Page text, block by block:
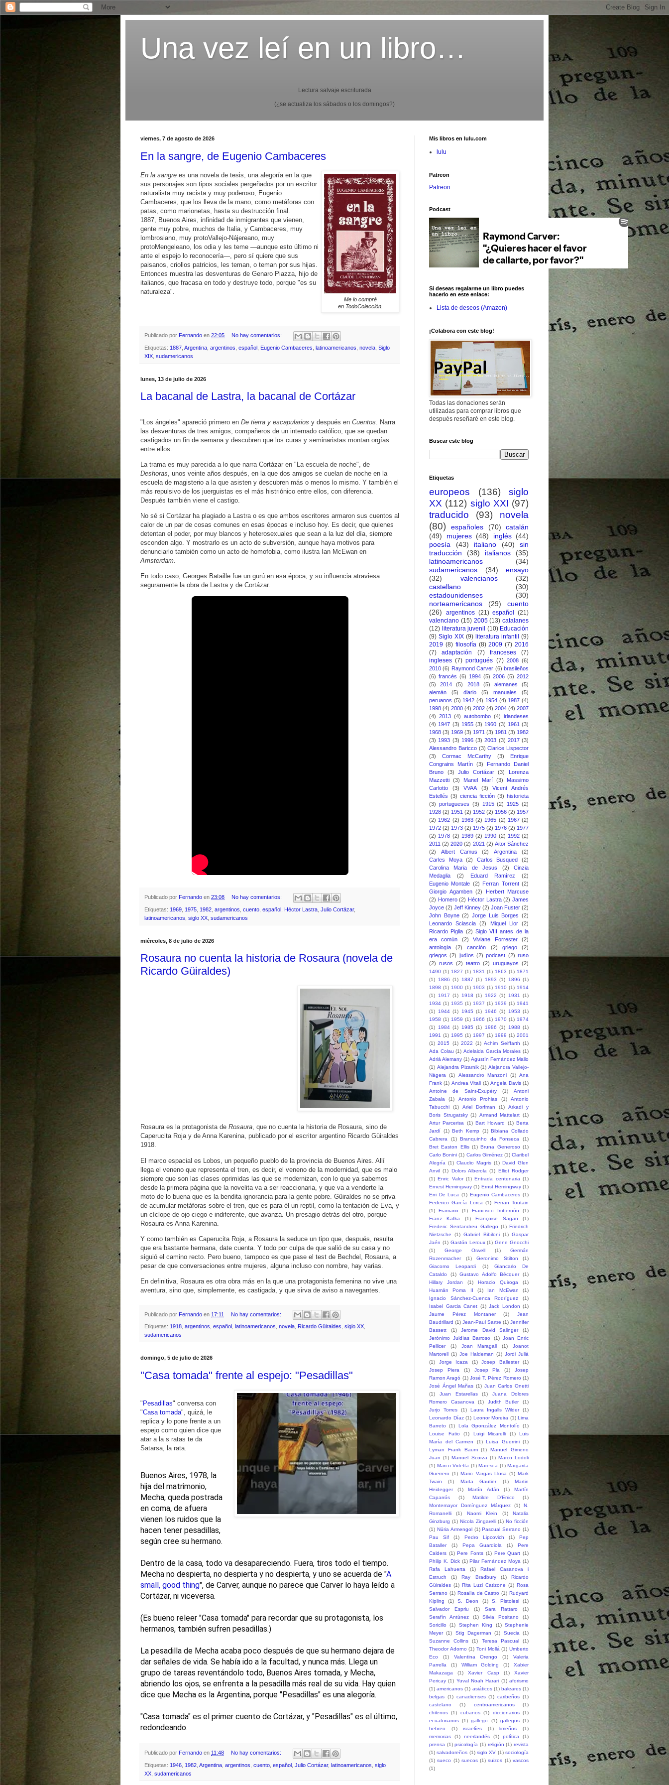
Una vez leí en un libro…
Lectura salvaje escriturada
(¿se actualiza los sábados o los domingos?)
viernes, 7 de agosto de 2026
En la sangre, de Eugenio Cambaceres
Me lo compré
en TodoColección.
En la sangre es una novela de tesis, una alegoría en la que
sus personajes son tipos sociales pergeñados por un escritor
naturalista muy racista y muy poderoso, Eugenio
Cambaceres, que los lleva de la mano, como metáforas con
patas, como marionetas, hasta su destrucción final.
1887, Buenos Aires, infinidad de inmigrantes que vienen,
gente muy pobre, muchos de Italia, y Cambaceres, muy
lombrosiano, muy protoVallejo-Nájereano, muy
protoMengeleano, los odia y les teme —aunque esto último ni
ante el espejo lo reconocería—, pero sí quiere que sus
paisanos, criollos patricios, les teman, o teman por sus hijas.
Entonces muestra las desventuras de Genaro Piazza, hijo de
italianos, que fracasa en todo y destruye todo, porque "es su
naturaleza".
Publicado por Fernando en 22:05 No hay comentarios:
Etiquetas: 1887 Argentina argentinos español Eugenio Cambaceres latinoamericanos novela Siglo
XIX sudamericanos
lunes, 13 de julio de 2026
La bacanal de Lastra, la bacanal de Cortázar
"Los ángeles" apareció primero en De tierra y escapularios y después en Cuentos . Narra
las desventuras de tres amigos, compañeros de un internado católico, que se quedan
castigados un fin de semana y descubren que los curas y seminaristas montan orgías
entre ellos.
La trama es muy parecida a lo que narra Cortázar en "La escuela de noche", de
Deshoras , unos veinte años después, en la que dos amigos se cuelan de noche en la
escuela de magisterio a la que asisten y descubren más o menos lo mismo. Y también el
más repulsivo de los juerguistas es el más histriónico entre ellos, con diferencia.
Después también viene el castigo.
No sé si Cortázar ha plagiado a Lastra o es que ambos escritores armaron sus cuentos al
calor de un par de cosas comunes en esas épocas e incluso hoy. Es decir, que quienes
detentan el poder, por muy blancos y heterosexuales que sean a la luz del día, siempre
esconden algo. Y mostrarlo es un acto de subversión, aunque haya motivos para
denunciarlo también como un acto de homofobia, como ilustra Ian McEwan en
Amsterdam
En todo caso, Georges Bataille fue un gurú en esa época, y su influencia atraviesa
seguramente la obra de Lastra y de Cortázar.
Publicado por Fernando en 23:08 No hay comentarios:
Etiquetas: 1969 1975 1982 argentinos cuento español Héctor Lastra Julio Cortázar,
latinoamericanos siglo XX sudamericanos
miércoles, 8 de julio de 2026
Rosaura no cuenta la historia de Rosaura (novela de
Ricardo Güiraldes)
Rosaura es la protagonista de Rosaura, que no cuenta la historia de Rosaura, sino de
Caperucita Roja y de Anna Karenina, publicado por el escritor argentino Ricardo Güiraldes
1918.
El marco espacial es Lobos, un pequeño pueblo de la provincia de Buenos Aires. Allí
llega el veneno que representa el tren, es decir, el veneno de la modernidad, que es malo
siempre que son las clases oprimidas las que se modernizan, con lo que ya sabemos
desde la primera página que la novelita va a ser reaccionaria, y que va a venderte la
moto de lo buena que es la bendita ignorancia para la gente pobre. Güiraldes no se priva
de acumular metáforas sobre el tren, que es para él un reptil, como la tentación de Eva, y
un cíclope de ojo ciego e indiferente, que avanza. Un presagio detrás del otro, porque
Rosaura es Anna Karenina.
Y como también es Caperucita Roja, a Rosaura la seduce un tipo que, después, resulta
que era bastante hermana, date cuenta. Y todo por culpa de que salió de su casa y no
siguió el camino recto. Pero bueno, tampoco es que pase el test de Bechdel, Rosaura, a
pesar de que conversaciones entre mujeres, alguna incluso con nombre, hay varias.
En definitiva, Rosaura es otra obra más en la que una protagonista femenina no vive una
aventura, sino que, simplemente, es castigada, y que sirva de aviso a navegantes.
Publicado por Fernando en 17:11 No hay comentarios:
Etiquetas: 1918 argentinos español latinoamericanos novela Ricardo Güiraldes siglo XX
sudamericanos
domingo, 5 de julio de 2026
"Casa tomada" frente al espejo: "Pesadillas"
" Pesadillas" conversa con
"Casa tomada", quizá, le
replica y lo pone frente a un
espejo como quien dice que
atar a la s ratas te da
Satarsa, la rata.
Buenos Aires, 1978, la
hija del matrimonio,
Mecha, queda postrada
en coma, de afuera
vienen los ruidos que la
hacen tener pesadillas,
según cree su hermano.
Dentro de la casa, todo va desapareciendo. Fuera, tiros todo el tiempo.
Mecha no despierta, no despierta y no despierta, y uno se acuerda de "A
small, good thing", de Carver, aunque no parece que Carver lo haya leído a
Cortázar, ni viceversa.
(Es bueno releer "Casa tomada" para recordar que su protagonista, los
hermanos, también sufren pesadillas.)
La pesadilla de Mecha acaba poco después de que su hermano dejara de
dar señales de vida. Se había ido a la facultad, y nunca más. Llega un
grupo de tareas reventándolo todo, Buenos Aires tomada, y Mecha,
abriendo los ojos, se enfrenta a la pesadilla más real de su vida. Hay quien
dice que Mecha es la Argentina, porque "Pesadillas" es una alegoría.
"Casa tomada" es el primer cuento de Cortázar, y "Pesadillas" es el último,
redondeando.
Publicado por Fernando en 11:48 No hay comentarios:
Etiquetas: 1946 1982 Argentina argentinos cuento español Julio Cortázar, latinoamericanos siglo
XX sudamericanos
Mis libros en lulu.com
lulu
Patreon
Patreon
Podcast
Si deseas regalarme un libro puedes
hacerlo en este enlace:
Lista de deseos (Amazon)
¡Colabora con este blog!
Todas las donaciones serán
utilizadas para comprar libros que
después reseñaré en este blog.
Buscar este blog
Etiquetas
europeos (136)
siglo
XX (112) siglo XXI (97)
traducido
(93)
novela
(80)
españoles (70)
catalán
(49)
mujeres (48) inglés (44)
poesía
(43) italiano (40)
sin
traducción
(38) italianos
(35)
latinoamericanos
(34)
sudamericanos
(34)
ensayo
(32)
valencianos
(32)
castellano
(30)
estadounidenses
(30)
norteamericanos
(29)
cuento
(26)
argentinos (21) español
(21)
valenciano (15) 2005 (13) catalanes
(12) literatura juvenil (10) Educación
(9) Siglo XIX (9) literatura infantil (9)
2019 (8) filosofía (8) 2009 (7) 2016
(7)
adaptación (7) franceses
(7)
ingleses (7) portugués (7) 2008 (6)
2010 (6) Raymond Carver (6) brasileños
(6) francés (6) 1994 (5) 2006 (5) 2012
(5)
2014 (5) 2018 (5) alemanes
(5)
alemán
(5) diario (5) manuales
(5)
peruanos (5) 1942 (4) 1954 (4) 1987 (4)
1998 (4) 2000 (4) 2002 (4) 2004 (4) 2007
(4) 2013 (4) autobombo (4) irlandeses
(4) 1947 (3) 1955 (3) 1960 (3) 1961 (3)
1968 (3) 1969 (3) 1971 (3) 1981 (3) 1982
(3) 1993 (3) 1996 (3) 2003 (3) 2017 (3)
Alessandro Baricco (3) Clarice Lispector
(3)
Cormac McCarthy (3)
Enrique
Congrains Martín (3)
Fernando Daniel
Bruno
(3) Julio Cortázar (3)
Lorenza
Mazzetti
(3) Manel Marí (3)
Massimo
Carlotto
(3) VVAA (3)
Vicent Andrés
Estellés (3) ciencia ficción (3) historieta
(3) portugueses (3) 1915 (2) 1925 (2)
1928 (2) 1951 (2) 1952 (2) 1956 (2) 1957
(2) 1962 (2) 1963 (2) 1965 (2) 1967 (2)
1972 (2) 1973 (2) 1975 (2) 1976 (2) 1977
(2) 1978 (2) 1989 (2) 1990 (2) 1992 (2)
2011 (2) 2020 (2) 2021 (2) Aitor Sánchez
(2)
Albert Camus (2) Argentina
(2)
Carles Moya
(2) Carlos Busqued
(2)
Carolina Maria de Jesus
(2)
Cinzia
Medaglia
(2) Eduard Ramírez
(2)
Eugenio Montale (2) Ferran Torrent (2)
Giorgio Agamben (2)
Herbert Marcuse
(2) Homero (2) Héctor Lastra (2) James
Joyce (2) Jeff Kinney (2) Joan Fuster (2)
John Boyne (2) Jorge Luis Borges (2)
Leonardo Sciascia
(2) Miquel Llor
(2)
Ricardo Piglia (2) Siglo VIII antes de la
era común
(2) Viviane Forrester
(2)
antología
(2) canción (2) griego
(2)
griegos (2) judíos (2) podcast (2) ruso
(2) rusos (2) teatro (2) uruguayos (2)
1490 (1) 1827 (1) 1831 (1) 1863 (1) 1871
(1)
1886 (1) 1887 (1) 1893 (1) 1896 (1)
1898 (1) 1900 (1) 1903 (1) 1910 (1) 1914
(1)
1917 (1) 1918 (1) 1922 (1) 1931
(1)
1934 (1) 1935 (1) 1937 (1) 1939 (1) 1941
(1)
1944 (1) 1945 (1) 1946 (1) 1953 (1)
1958 (1) 1959 (1) 1966 (1) 1970 (1) 1974
(1)
1984 (1) 1985 (1) 1986 (1) 1988 (1)
1991 (1) 1995 (1) 1997 (1) 1999 (1) 2001
(1) 2015 (1) 2022 (1) Achim Seiffarth (1)
Ada Colau (1) Adelaida García Morales (1)
Adrià Alemany (1) Agustín Fernández Mallo
(1) Alejandra Pizarnik (1) Alejandra Vallejo-
Nágera
(1) Alessandro Manzoni (1) Ana
Frank (1) Andrea Vitali (1) Angela Davis (1)
Antoine de Saint-Exupéry
(1)
Antoni
Zabala
(1) Antonio Prohias (1)
Antonio
Tabucchi
(1) Ariel Dorfman (1)
Arkadi y
Boris Strugatsky (1) Armand Mattelart (1)
Artur Parcerisa
(1) Bart Howard (1) Berta
Jardí (1) Beth Kemp (1) Bibiana Collado
Cabrera
(1) Branquinho da Fonseca
(1)
Bret Easton Ellis (1) Bruna Generoso (1)
Carlo Bonini (1) Carlos Giménez (1) Claribel
Alegría (1) Claudio Magris (1) David Glen
Anvil (1) Dolors Alberola (1) Elliot Rodger
(1) Enric Valor (1) Entrada centenaria (1)
Ernest Hemingway (1) Ernst Hemingway (1)
Erri De Luca (1) Eugenio Cambaceres (1)
Federico García Lorca (1) Ferran Toutain
(1)
Framario (1) Francisco Imbernón
(1)
Franz Kafka
(1) Françoise Sagan
(1)
Frederic Sentandreu Gallego (1) Friedrich
Nietzsche
(1) Gabriel Bibiloni (1) Gaspar
Jaén (1) Gastón Leroux (1) Gene Gnocchi
(1)
George Orwell (1)
Germán
Rozenmacher
(1) Geronimo Stilton
(1)
Giacomo Leopardi
(1)
Giancarlo De
Cataldo
(1) Gustavo Adolfo Bécquer
(1)
Hillary Jordan
(1) Horacio Quiroga
(1)
Huamán Poma II
(1) Ian McEwan
(1)
Ignacio Sánchez-Cuenca Rodríguez
(1)
Isabel Garcia Canet (1) Jack London (1)
Jaume Pérez Montaner
(1)
Jean
Baudrillard (1) Jean-Paul Sartre (1) Jennifer
Bassett
(1) Jerome David Salinger
(1)
Jerónimo Juidías Barroso
(1) Joan Enric
Pellicer
(1) Joan Maragall (1)
Joanot
Martorell (1) Joe Haldeman (1) Jordi Julià
(1)
Jorge Icaza (1) Josep Ballester
(1)
Josep Piera
(1) Josep Pla (1)
Josep
Ramon Aragó (1) José T. Pérez Romero (1)
José Ángel Mañas (1) Juan Carlos Onetti
(1)
Juan Estarellas (1)
Juana Dolores
Romero Casanova
(1) Judith Butler
(1)
Jurjo Torres
(1) Laura Ingalls Wilder
(1)
Leonardo Díaz (1) Leonor Moreira (1) Lima
Barreto
(1) Lola Gponzález Montolío
(1)
Louise Fatio
(1) Luigi Micarelli (1)
Luis
María del Carmen
(1) Luisa Guerrini (1)
Lyman Frank Baum
(1)
Manuel Gimeno
Juan (1) Manuel Scorza (1) Marco Lodoli
(1) Marco Videtta (1) Maresca (1) Margarita
Guerrero (1) Mario Vargas Llosa (1) Mark
Twain
(1) Marta Gautier (1)
Martin
Heidegger
(1) Martín Adán (1)
Martín
Caparrós
(1) Matilde D'Errico
(1)
Montemayor Domínguez Márquez
(1)
N.
Romanelli
(1) Naomi Klein (1)
Natalia
Ginzburg (1) Nicola Zingarelli (1) No ficción
(1) Núria Armengol (1) Pascual Serrano (1)
Pau Sif
(1) Pedro Lipcovich (1)
Pep
Bataller
(1) Pepa Guardiola (1)
Pere
Calders (1) Pere Fonts (1) Pere Quart (1)
Philip K. Dick (1) Pilar Fernández Moya (1)
Rafa Lahuerta
(1)
Rafael Casanova i
Estruch
(1) Ray Bradbury (1)
Ricardo
Güiraldes (1) Rita Luzi Catizone (1) Rosa
Serrano (1) Rosalía de Castro (1) Rudyard
Kipling
(1) S. Deon (1) S. Pistolesi
(1)
Salvador Espriu
(1) Sara Rattaro
(1)
Serafín Antúnez
(1) Silvia Positano
(1)
Soricillo
(1) Stephen King (1) Stephenie
Meyer (1) Stig Dagerman (1) Suecia
(1)
Suzanne Collins
(1) Teresa Pascual
(1)
Theodor Adorno (1) Toni Mollá (1) Umberto
Eco
(1) Valentina Orengo (1)
Valeria
Parrella
(1) William Golding (1)
Xabier
Makazaga
(1) Xavier Casp (1)
Xavier
Pericay (1) Yuval Noah Harari (1) aforismo
(1) americanos (1) asiáticos (1) baleares (1)
belgas (1) canadienses (1) caribeños (1)
castelano
(1) centroamericanos
(1)
chilenos (1) cubanos (1) diccionarios (1)
ecuatorianos (1) gallego (1) gallegos (1)
hebreo
(1) israelíes (1) limeños
(1)
memorias
(1) neerlandés (1) política
(1)
prensa (1) psicología (1) religión (1) revista
(1) salvadoreños (1) siglo XV (1) sociología
(1) sueco (1) suecos (1) suizos (1) vascos
(1)